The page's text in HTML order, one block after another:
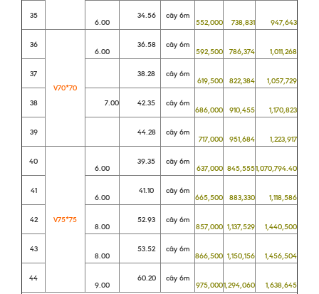
35
6.00
34.56 cây 6m
552,000 738,831 947,643
36
V70*70
6.00
36.58 cây 6m
592,500 786,374 1,011,268
37 38.28 cây 6m
619,500 822,384 1,057,729
38 7.00 42.35 cây 6m
686,000 910,455 1,170,823
39 44.28 cây 6m
717,000 951,684 1,223,917
40
V75*75
6.00
39.35 cây 6m
637,000 845,5551,070,794.40
41
6.00
41.10 cây 6m
665,500 883,330 1,118,586
42
8.00
52.93 cây 6m
857,000 1,137,529 1,440,500
43
8.00
53.52 cây 6m
866,500 1,150,156 1,456,504
44
9.00
60.20 cây 6m
975,0001,294,060
1,638,645